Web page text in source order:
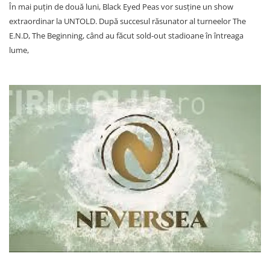
În mai puțin de două luni, Black Eyed Peas vor susține un show
extraordinar la UNTOLD. După succesul răsunator al turneelor The
E.N.D, The Beginning, când au făcut sold-out stadioane în întreaga
lume,